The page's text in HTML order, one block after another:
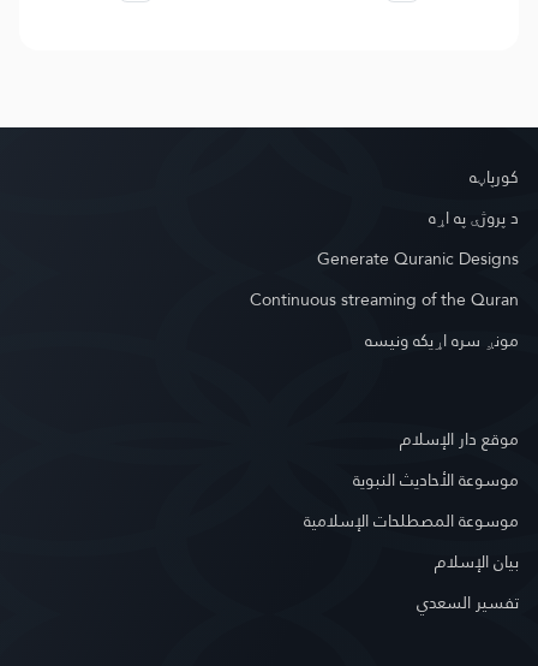
کور‌پاڼه
د پروژې په اړه
Generate Quranic Designs
Continuous streaming of the Quran
مونږ سره اړیکه ونیسه
موقع دار الإسلام
موسوعة الأحاديث النبوية
موسوعة المصطلحات الإسلامية
بيان الإسلام
تفسير السعدي